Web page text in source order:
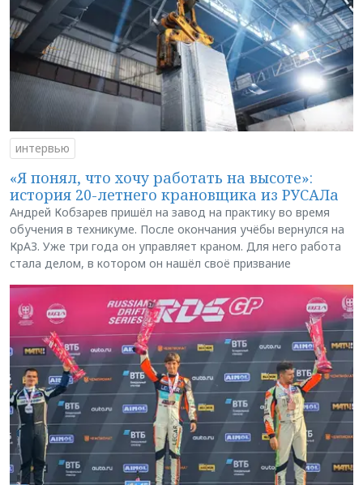
интервью
«Я понял, что хочу работать на высоте»:
история 20-летнего крановщика из РУСАЛа
Андрей Кобзарев пришёл на завод на практику во время
обучения в техникуме. После окончания учёбы вернулся на
КрАЗ. Уже три года он управляет краном. Для него работа
стала делом, в котором он нашёл своё призвание